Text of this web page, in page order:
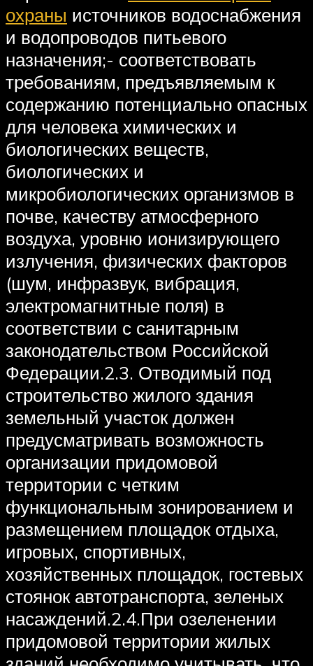
охраны источников водоснабжения
и водопроводов питьевого
назначения;- соответствовать
требованиям, предъявляемым к
содержанию потенциально опасных
для человека химических и
биологических веществ,
биологических и
микробиологических организмов в
почве, качеству атмосферного
воздуха, уровню ионизирующего
излучения, физических факторов
(шум, инфразвук, вибрация,
электромагнитные поля) в
соответствии с санитарным
законодательством Российской
Федерации.2.3. Отводимый под
строительство жилого здания
земельный участок должен
предусматривать возможность
организации придомовой
территории с четким
функциональным зонированием и
размещением площадок отдыха,
игровых, спортивных,
хозяйственных площадок, гостевых
стоянок автотранспорта, зеленых
насаждений.2.4.При озеленении
придомовой территории жилых